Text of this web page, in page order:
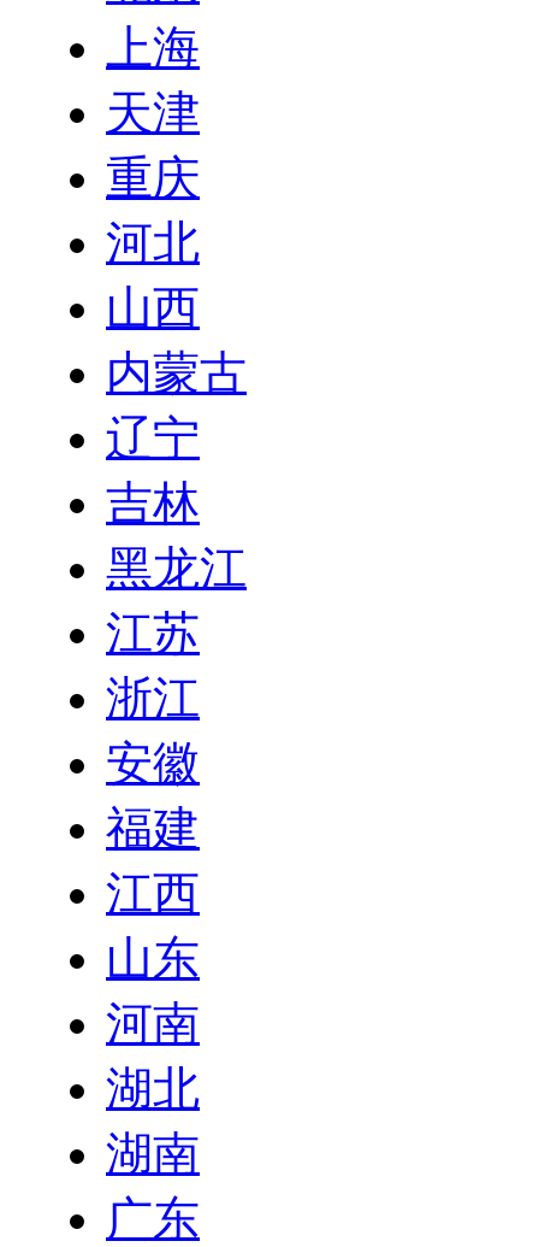
上海
天津
重庆
河北
山西
内蒙古
辽宁
吉林
黑龙江
江苏
浙江
安徽
福建
江西
山东
河南
湖北
湖南
广东